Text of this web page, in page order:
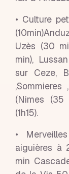
• Culture
Uzès (30
min),
sur Ceze,
(Nimes (35
(1h15).
•
aiguières à
min